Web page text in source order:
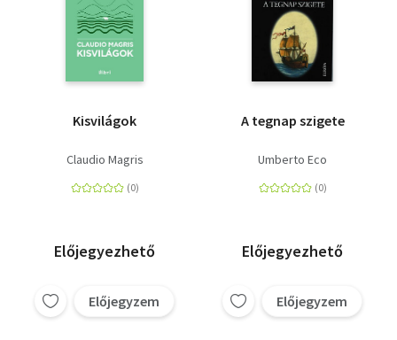
Kisvilágok
Claudio Magris
Előjegyezhető
Előjegyzem
A tegnap szigete
Umberto Eco
Előjegyezhető
Előjegyzem